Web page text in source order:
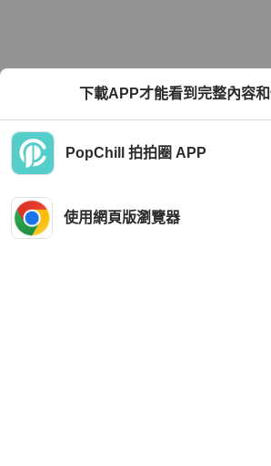
下載APP才能看到完整內容
PopChill 拍拍圈 APP
使用網頁版瀏覽器